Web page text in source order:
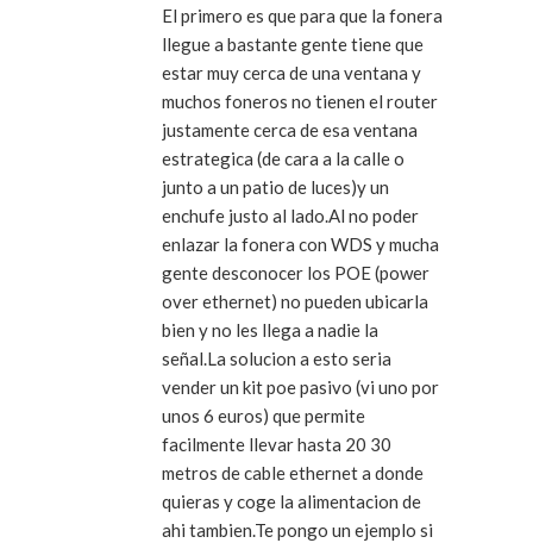
El primero es que para que la fonera
llegue a bastante gente tiene que
estar muy cerca de una ventana y
muchos foneros no tienen el router
justamente cerca de esa ventana
estrategica (de cara a la calle o
junto a un patio de luces)y un
enchufe justo al lado.Al no poder
enlazar la fonera con WDS y mucha
gente desconocer los POE (power
over ethernet) no pueden ubicarla
bien y no les llega a nadie la
señal.La solucion a esto seria
vender un kit poe pasivo (vi uno por
unos 6 euros) que permite
facilmente llevar hasta 20 30
metros de cable ethernet a donde
quieras y coge la alimentacion de
ahi tambien.Te pongo un ejemplo si